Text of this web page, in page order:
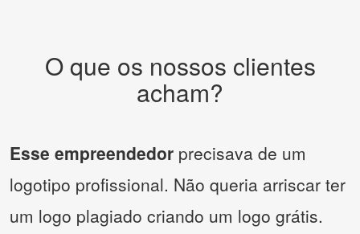
O que os nossos clientes
acham?
Esse empreendedor precisava de um
logotipo profissional. Não queria arriscar ter
um logo plagiado criando um logo grátis.